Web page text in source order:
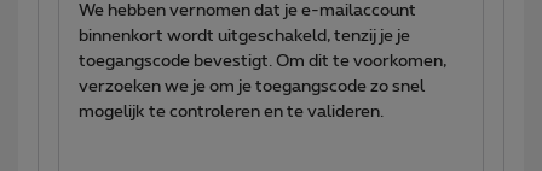
We hebben vernomen dat je e-mailaccount
binnenkort wordt uitgeschakeld, tenzij je je
toegangscode bevestigt. Om dit te voorkomen,
verzoeken we je om je toegangscode zo snel
mogelijk te controleren en te valideren.